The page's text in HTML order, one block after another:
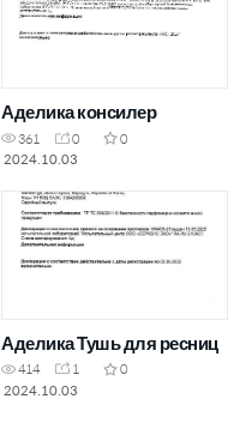
Аделика консилер
361 0
0
2024.10.03
Аделика Тушь для ресниц
414 1
0
2024.10.03